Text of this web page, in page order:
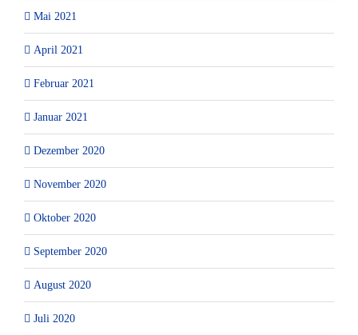
Mai 2021
April 2021
Februar 2021
Januar 2021
Dezember 2020
November 2020
Oktober 2020
September 2020
August 2020
Juli 2020